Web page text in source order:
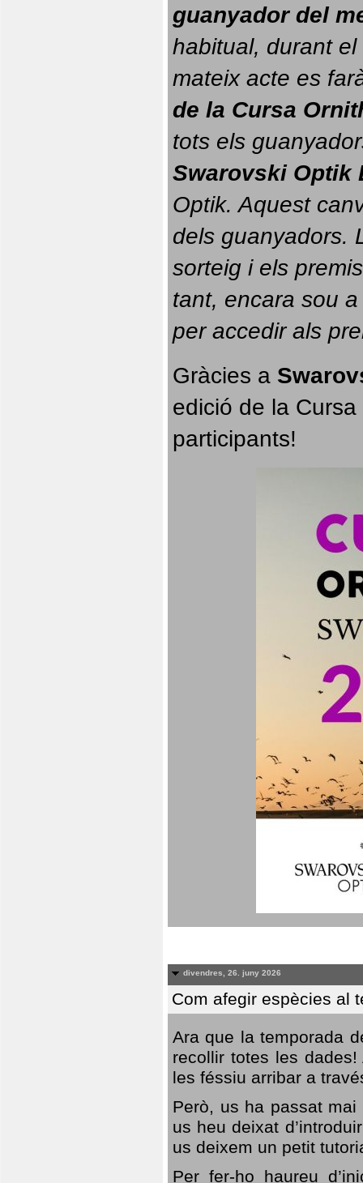
guanyador del
habitual, durant el
mateix acte es
de la Cursa
tots els
Swarovski Optik
Optik. Aquest
dels guanyadors.
sorteig i els
tant, encara sou
per accedir als
Gràcies a
edició de la
participants!
divendres, 26. juny 2026
Com afegir espècies al
Ara que la temporada
recollir totes les
les féssiu arribar a
Però, us ha passat
us heu deixat
us deixem un petit
Per fer-ho haureu